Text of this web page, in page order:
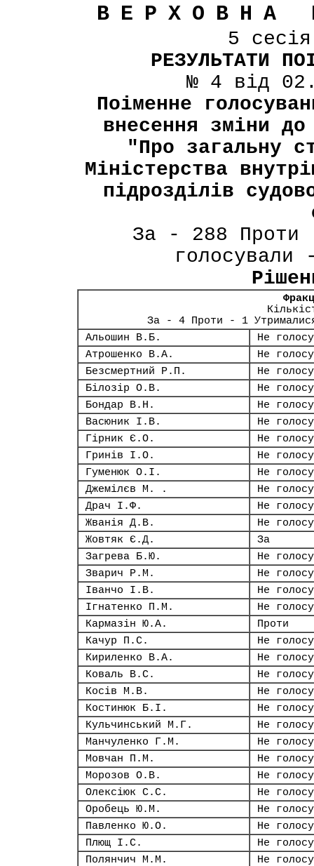
ВЕРХОВНА
5
РЕЗУЛЬТАТИ
№ 4 від
Поіменне
внесення зміни
"Про загальну
Міністерства
підрозділів
За - 288 Проти
За - 4 Проти - 1
Альошин В.Б.
Не
Атрошенко В.А.
Не
Безсмертний Р.П.
Не
Білозір О.В.
Не
Бондар В.Н.
Не
Васюник І.В.
Не
Гірник Є.О.
Не
Гринів І.О.
Не
Гуменюк О.І.
Не
Джемілєв М. .
Не
Драч І.Ф.
Не
Жванія Д.В.
Не
Жовтяк Є.Д.
За
Загрева Б.Ю.
Не
Зварич Р.М.
Не
Іванчо І.В.
Не
Ігнатенко П.М.
Не
Кармазін Ю.А.
Проти
Качур П.С.
Не
Кириленко В.А.
Не
Коваль В.С.
Не
Косів М.В.
Не
Костинюк Б.І.
Не
Кульчинський М.Г.
Не
Манчуленко Г.М.
Не
Мовчан П.М.
Не
Морозов О.В.
Не
Олексіюк С.С.
Не
Оробець Ю.М.
Не
Павленко Ю.О.
Не
Плющ І.С.
Не
Полянчич М.М.
Не